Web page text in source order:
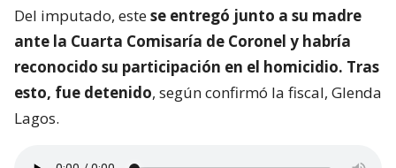
Del imputado, estese entregó junto a su madre
ante la Cuarta Comisaría de Coronel y habría
reconocido su participación en el homicidio. Tras
esto, fue detenido, según confirmó la fiscal, Glenda
Lagos.